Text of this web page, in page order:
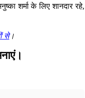
शर्मा के लिए शानदार रहे,
से।